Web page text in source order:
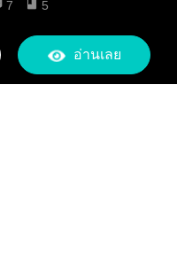
7 5
อ่านเลย